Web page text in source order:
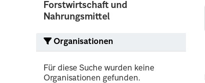
Forstwirtschaft und
Nahrungsmittel
Organisationen
Für diese Suche wurden keine
Organisationen gefunden.